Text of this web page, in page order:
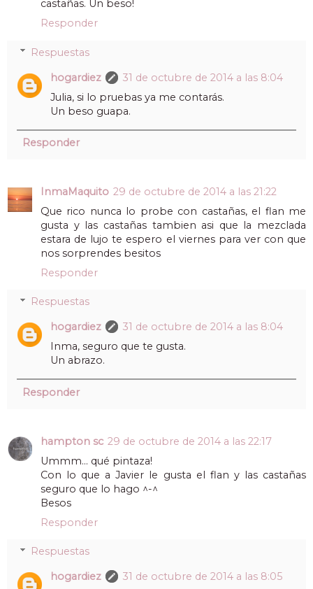
castañas. Un beso!
Responder
Respuestas
hogardiez
31 de octubre de 2014 a las 8:04
Julia, si lo pruebas ya me contarás.
Un beso guapa.
Responder
InmaMaquito 29 de octubre de 2014 a las 21:22
Que rico nunca lo probe con castañas, el flan me
gusta y las castañas tambien asi que la mezclada
estara de lujo te espero el viernes para ver con que
nos sorprendes besitos
Responder
Respuestas
hogardiez
31 de octubre de 2014 a las 8:04
Inma, seguro que te gusta.
Un abrazo.
Responder
hampton sc 29 de octubre de 2014 a las 22:17
Ummm... qué pintaza!
Con lo que a Javier le gusta el flan y las castañas
seguro que lo hago ^-^
Besos
Responder
Respuestas
hogardiez
31 de octubre de 2014 a las 8:05